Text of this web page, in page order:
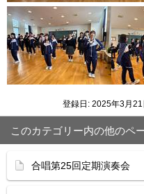
登録日: 2025年3月21
このカテゴリー内の他のペ
合唱第25回定期演奏会